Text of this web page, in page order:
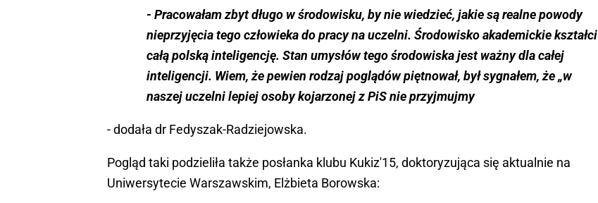
- Pracowałam zbyt długo w środowisku, by nie wiedzieć, jakie są realne powody
nieprzyjęcia tego człowieka do pracy na uczelni. Środowisko akademickie kształci
całą polską inteligencję. Stan umysłów tego środowiska jest ważny dla całej
inteligencji. Wiem, że pewien rodzaj poglądów piętnował, był sygnałem, że „w
naszej uczelni lepiej osoby kojarzonej z PiS nie przyjmujmy
- dodała dr Fedyszak-Radziejowska.
Pogląd taki podzieliła także posłanka klubu Kukiz'15, doktoryzująca się aktualnie na
Uniwersytecie Warszawskim, Elżbieta Borowska: